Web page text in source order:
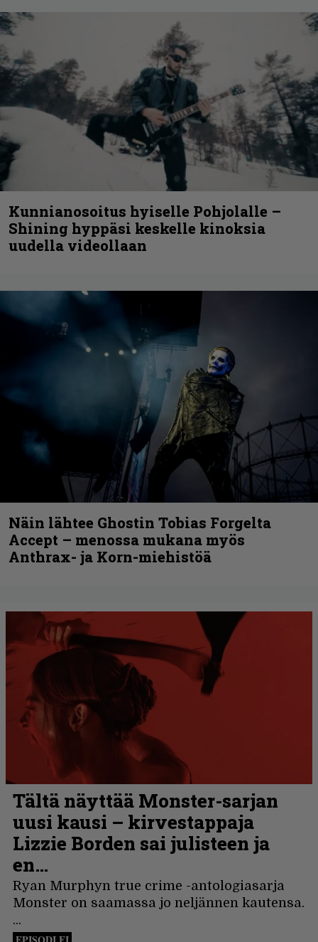
Kunnianosoitus hyiselle Pohjolalle –
Shining hyppäsi keskelle kinoksia
uudella videollaan
Näin lähtee Ghostin Tobias Forgelta
Accept – menossa mukana myös
Anthrax- ja Korn-miehistöä